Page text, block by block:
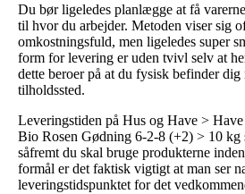
Du bør ligeledes planlægge at få
til hvor du arbejder. Metoden viser sig
omkostningsfuld, men ligeledes super
form for levering er uden tvivl selv at
dette beroer på at du fysisk befinder
tilholdssted.
Leveringstiden på Hus og Have >
Bio Rosen Gødning 6-2-8 (+2) > 10
såfremt du skal bruge produkterne
formål er det faktisk vigtigt at man ser
leveringstidspunktet for det